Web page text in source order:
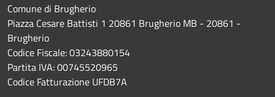
Comune di Brugherio
Piazza Cesare Battisti 1 20861 Brugherio MB - 20861 -
Brugherio
Codice Fiscale: 03243880154
Partita IVA: 00745520965
Codice Fatturazione UFDB7A